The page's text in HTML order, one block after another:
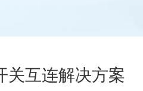
互连解决方案